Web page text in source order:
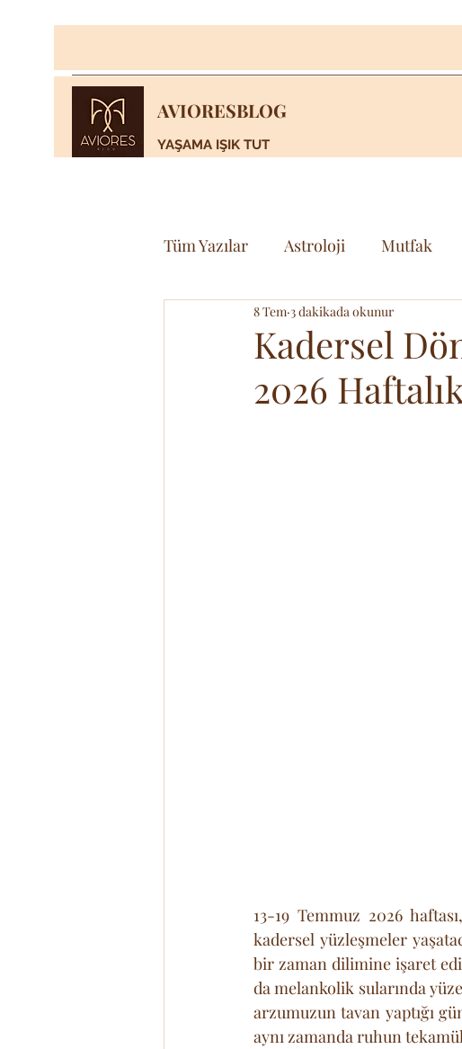
AVIORESBLOG
YAŞAMA IŞIK TUT
Tüm Yazılar Astroloji Mutfak
Bilim & Teknoloji
Kadersel
2026
8 Tem 3 dakikada okunur
13-19 Temmuz 2026
kadersel yüzleşmeler
bir zaman dilimine işaret
da melankolik sularında
arzumuzun tavan yaptığı
aynı zamanda ruhun